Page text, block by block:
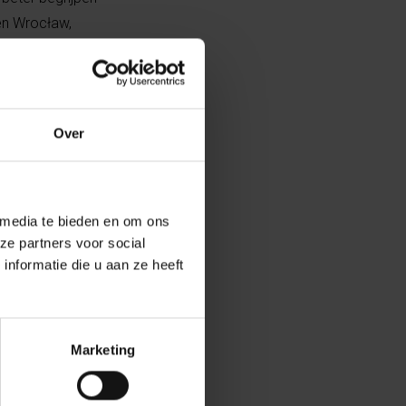
Over
te bieden en om ons
partners voor social
die u aan ze heeft
Marketing
Wrocław,
Duits-
nemen. “In
uit
voor Joden.